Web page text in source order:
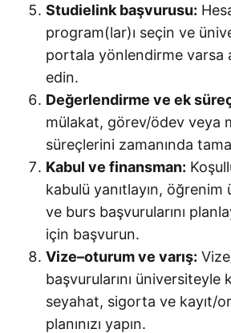
Studielink başvurusu:
program(lar)ı seçin ve
portala yönlendirme varsa
edin.
Değerlendirme ve ek
mülakat, görev/ödev veya
süreçlerini zamanında
Kabul ve finansman:
kabulü yanıtlayın,
ve burs başvurularını
için başvurun.
Vize–oturum ve varış:
başvurularını üniversiteyle
seyahat, sigorta ve kayıt/
planınızı yapın.